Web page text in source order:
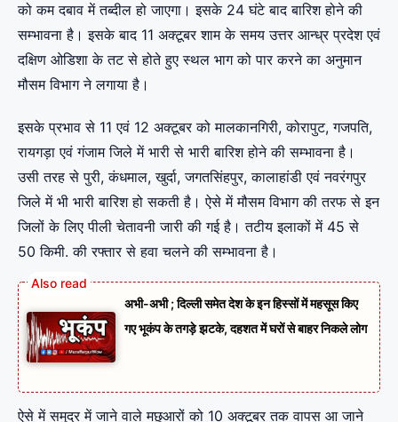
को कम दबाव में तब्दील हो जाएगा। इसके 24 घंटे बाद बारिश होने की
सम्भावना है। इसके बाद 11 अक्टूबर शाम के समय उत्तर आन्ध्र प्रदेश एवं
दक्षिण ओडिशा के तट से होते हुए स्थल भाग को पार करने का अनुमान
मौसम विभाग ने लगाया है।
इसके प्रभाव से 11 एवं 12 अक्टूबर को मालकानगिरी, कोरापुट, गजपति,
रायगड़ा एवं गंजाम जिले में भारी से भारी बारिश होने की सम्भावना है।
उसी तरह से पुरी, कंधमाल, खुर्दा, जगतसिंहपुर, कालाहांडी एवं नवरंगपुर
जिले में भी भारी बारिश हो सकती है। ऐसे में मौसम विभाग की तरफ से इन
जिलों के लिए पीली चेतावनी जारी की गई है। तटीय इलाकों में 45 से
50 किमी. की रफ्तार से हवा चलने की सम्भावना है।
अभी-अभी ; दिल्ली समेत देश के इन हिस्सों में महसूस किए
गए भूकंप के तगड़े झटके, दहशत में घरों से बाहर निकले लोग
ऐसे में समुद्र में जाने वाले मछुआरों को 10 अक्टूबर तक वापस आ जाने